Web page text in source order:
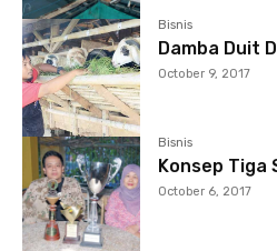
Bisnis
Damba Duit
October 9, 2017
Bisnis
Konsep Tiga
October 6, 2017